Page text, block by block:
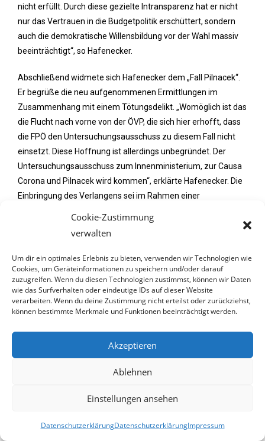
Cookie-Zustimmung
verwalten
Um dir ein optimales Erlebnis zu bieten, verwenden wir Technologien wie
Cookies, um Geräteinformationen zu speichern und/oder darauf
zuzugreifen. Wenn du diesen Technologien zustimmst, können wir Daten
wie das Surfverhalten oder eindeutige IDs auf dieser Website
verarbeiten. Wenn du deine Zustimmung nicht erteilst oder zurückziehst,
können bestimmte Merkmale und Funktionen beeinträchtigt werden.
Akzeptieren
Ablehnen
Einstellungen ansehen
DatenschutzerklärungDatenschutzerklärungImpressum
nicht erfüllt. Durch diese gezielte Intransparenz hat er nicht
nur das Vertrauen in die Budgetpolitik erschüttert, sondern
auch die demokratische Willensbildung vor der Wahl massiv
beeinträchtigt“, so Hafenecker.
Abschließend widmete sich Hafenecker dem „Fall Pilnacek“.
Er begrüße die neu aufgenommenen Ermittlungen im
Zusammenhang mit einem Tötungsdelikt. „Womöglich ist das
die Flucht nach vorne von der ÖVP, die sich hier erhofft, dass
die FPÖ den Untersuchungsausschuss zu diesem Fall nicht
einsetzt. Diese Hoffnung ist allerdings unbegründet. Der
Untersuchungsausschuss zum Innenministerium, zur Causa
Corona und Pilnacek wird kommen“, erklärte Hafenecker. Die
Einbringung des Verlangens sei im Rahmen einer
ein ganz zentraler Bestandteil des Ausschusses“. Wie auch
es auch möglich, dass nach dem ersten
Untersuchungsausschuss ein weiterer kommen könne, der
sich ausschließlich dem „Corona-Komplex“ widme. Dies
hänge unter anderem von der Beantwortung der durch die
FPÖ vergangene Woche eingebrachten parlamentarischen